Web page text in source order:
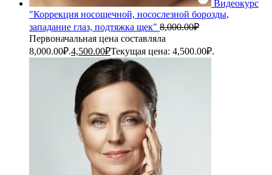
Видеокурс
"Коррекция носощечной, носослезной борозды,
западание глаз, подтяжка щек" 8,000.00₽
Первоначальная цена составляла
8,000.00₽.4,500.00₽Текущая цена: 4,500.00₽.